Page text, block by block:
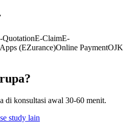
QuotationE-ClaimE-
(EZurance)Online PaymentOJK
di konsultasi awal 30-60 menit.
study lain